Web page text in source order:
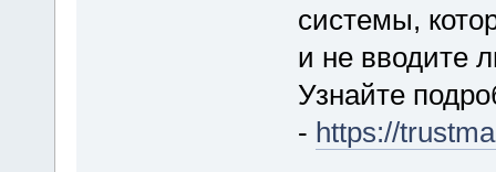
системы,
и не вводите
Узнайте
- https://